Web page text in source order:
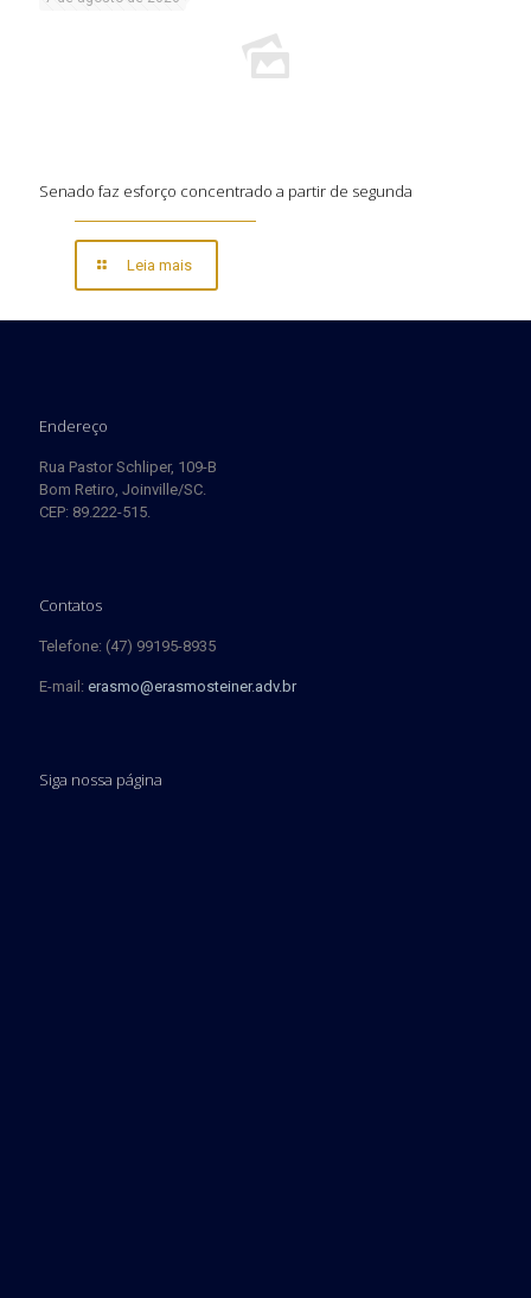
Senado faz esforço concentrado a partir de segunda
Leia mais
Endereço
Rua Pastor Schliper, 109-B
Bom Retiro, Joinville/SC.
CEP: 89.222-515.
Contatos
Telefone: (47) 99195-8935
E-mail: erasmo@erasmosteiner.adv.br
Siga nossa página